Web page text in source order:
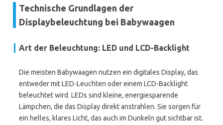
Technische Grundlagen der
Displaybeleuchtung bei Babywaagen
Art der Beleuchtung: LED und LCD-Backlight
Die meisten Babywaagen nutzen ein digitales Display, das
entweder mit LED-Leuchten oder einem LCD-Backlight
beleuchtet wird. LEDs sind kleine, energiesparende
Lämpchen, die das Display direkt anstrahlen. Sie sorgen für
ein helles, klares Licht, das auch im Dunkeln gut sichtbar ist.